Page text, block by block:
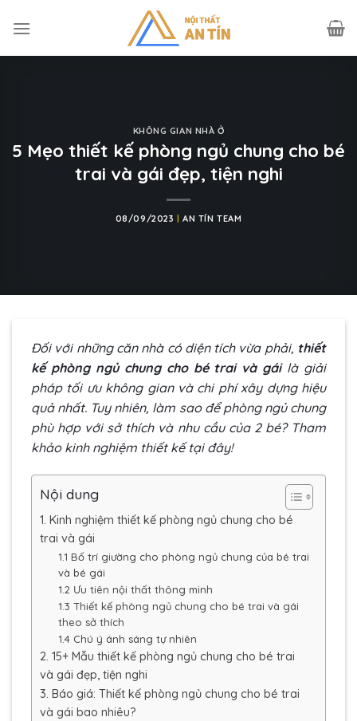
KHÔNG GIAN NHÀ Ở
5 Mẹo thiết kế phòng ngủ chung cho bé
trai và gái đẹp, tiện nghi
08/09/2023 |AN TÍN TEAM
Đối với những căn nhà có diện tích vừa phải, thiết
kế phòng ngủ chung cho bé trai và gáilà giải
pháp tối ưu không gian và chi phí xây dựng hiệu
quả nhất. Tuy nhiên, làm sao để phòng ngủ chung
phù hợp với sở thích và nhu cầu của 2 bé? Tham
khảo kinh nghiệm thiết kế tại đây!
Nội dung
1. Kinh nghiệm thiết kế phòng ngủ chung cho bé
trai và gái
1.1 Bố trí giường cho phòng ngủ chung của bé trai
và bé gái
1.2 Ưu tiên nội thất thông minh
1.3 Thiết kế phòng ngủ chung cho bé trai và gái
theo sở thích
1.4 Chú ý ánh sáng tự nhiên
2. 15+ Mẫu thiết kế phòng ngủ chung cho bé trai
và gái đẹp, tiện nghi
3. Báo giá: Thiết kế phòng ngủ chung cho bé trai
và gái bao nhiêu?